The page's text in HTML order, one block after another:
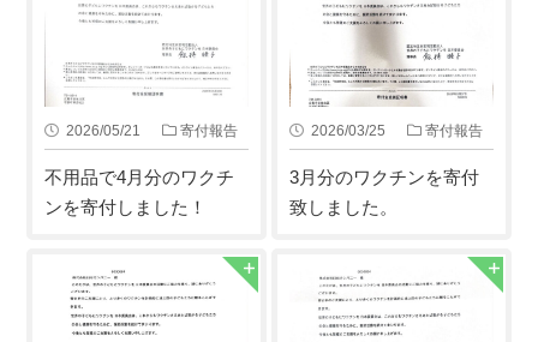
2026/05/21 寄付報告
不用品で4月分のワクチ
ンを寄付しました！
2026/03/25 寄付報告
3月分のワクチンを寄付
致しました。